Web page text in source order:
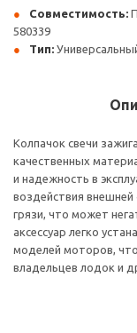
Совместимость:
580339
Тип:
Колпачок свечи
качественных
и надежность в
воздействия
грязи, что может
аксессуар легко
моделей моторов,
владельцев лодок и